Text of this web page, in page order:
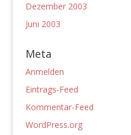
Dezember 2003
Juni 2003
Meta
Anmelden
Eintrags-Feed
Kommentar-Feed
WordPress.org